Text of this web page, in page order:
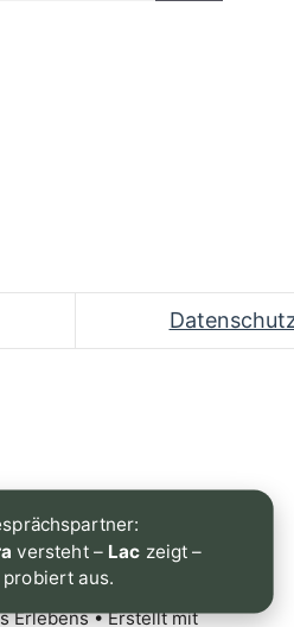
Erlebens• Erstellt mit
versteht – Lac zeigt –
probiert aus.